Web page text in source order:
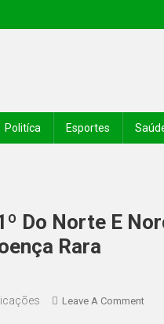
Politíca Esportes
Do Norte E
Rara
Leave A Comment